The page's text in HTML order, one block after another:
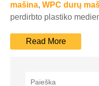
mašina, WPC durų
perdirbto plastiko